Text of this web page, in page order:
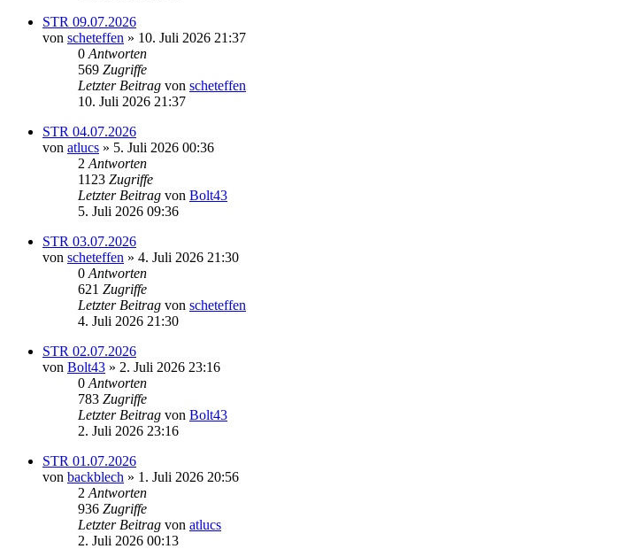
STR 09.07.2026
von scheteffen » 10. Juli 2026 21:37
0 Antworten
569 Zugriffe
Letzter Beitrag von scheteffen
10. Juli 2026 21:37
STR 04.07.2026
von atlucs » 5. Juli 2026 00:36
2 Antworten
1123 Zugriffe
Letzter Beitrag von Bolt43
5. Juli 2026 09:36
STR 03.07.2026
von scheteffen » 4. Juli 2026 21:30
0 Antworten
621 Zugriffe
Letzter Beitrag von scheteffen
4. Juli 2026 21:30
STR 02.07.2026
von Bolt43 » 2. Juli 2026 23:16
0 Antworten
783 Zugriffe
Letzter Beitrag von Bolt43
2. Juli 2026 23:16
STR 01.07.2026
von backblech » 1. Juli 2026 20:56
2 Antworten
936 Zugriffe
Letzter Beitrag von atlucs
2. Juli 2026 00:13